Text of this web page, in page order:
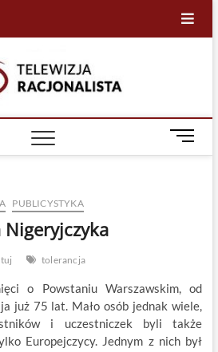
M
e
n
PUBLICYSTYKA
Nigeryjczyka
tolerancja
o Powstaniu Warszawskim, od
już 75 lat. Mało osób jednak wiele,
i uczestniczek byli także
Europejczycy. Jednym z nich był